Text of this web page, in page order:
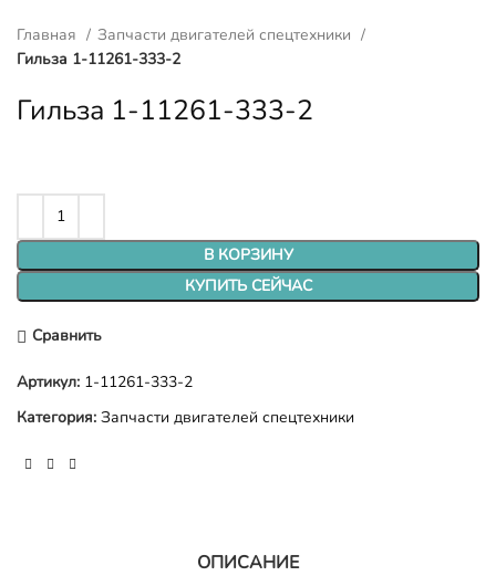
Главная
Запчасти двигателей спецтехники
Гильза 1-11261-333-2
Гильза 1-11261-333-2
В КОРЗИНУ
КУПИТЬ СЕЙЧАС
Сравнить
Артикул: 1-11261-333-2
Категория: Запчасти двигателей спецтехники
ОПИСАНИЕ